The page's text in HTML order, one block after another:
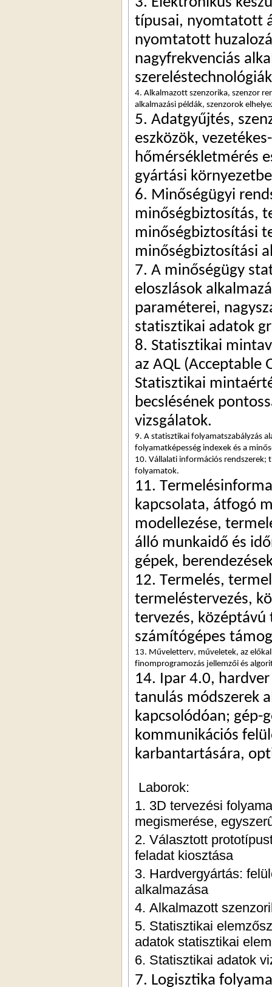
típusai, nyomtatott
nyomtatott
nagyfrekvenciás
4. Alkalmazott szenzorika, szenzor
alkalmazási példák, szenzorok
5. Adatgyűjtés,
eszközök,
hőmérsékletmérés
gyártási
6. Minőségügyi
minőségbiztosítás,
minőségbiztosítási
minőségbiztosítási
7. A minőségügy
eloszlások
paraméterei,
statisztikai adatok
8. Statisztikai
az AQL (Acceptable
Statisztikai
becslésének
vizsgálatok.
9. A statisztikai folyamatszabályzás
folyamatképesség indexek és a
10. Vállalati információs
folyamatok.
11.
kapcsolata, átfogó
modellezése,
álló munkaidő és
gépek,
12. Termelés,
termeléstervezés,
tervezés,
számítógépes
13. Műveletterv, műveletek, az
finomprogramozás jellemzői és
14. Ipar 4.0,
tanulás módszerek
kapcsolódóan; gép-
kommunikációs
karbantartására,
Laborok:
1. 3D tervezési
megismerése,
2. Választott
feladat kiosztása
3. Hardvergyártás:
alkalmazása
4. Alkalmazott
5. Statisztikai
adatok statisztikai
6. Statisztikai adatok
7. Logisztika